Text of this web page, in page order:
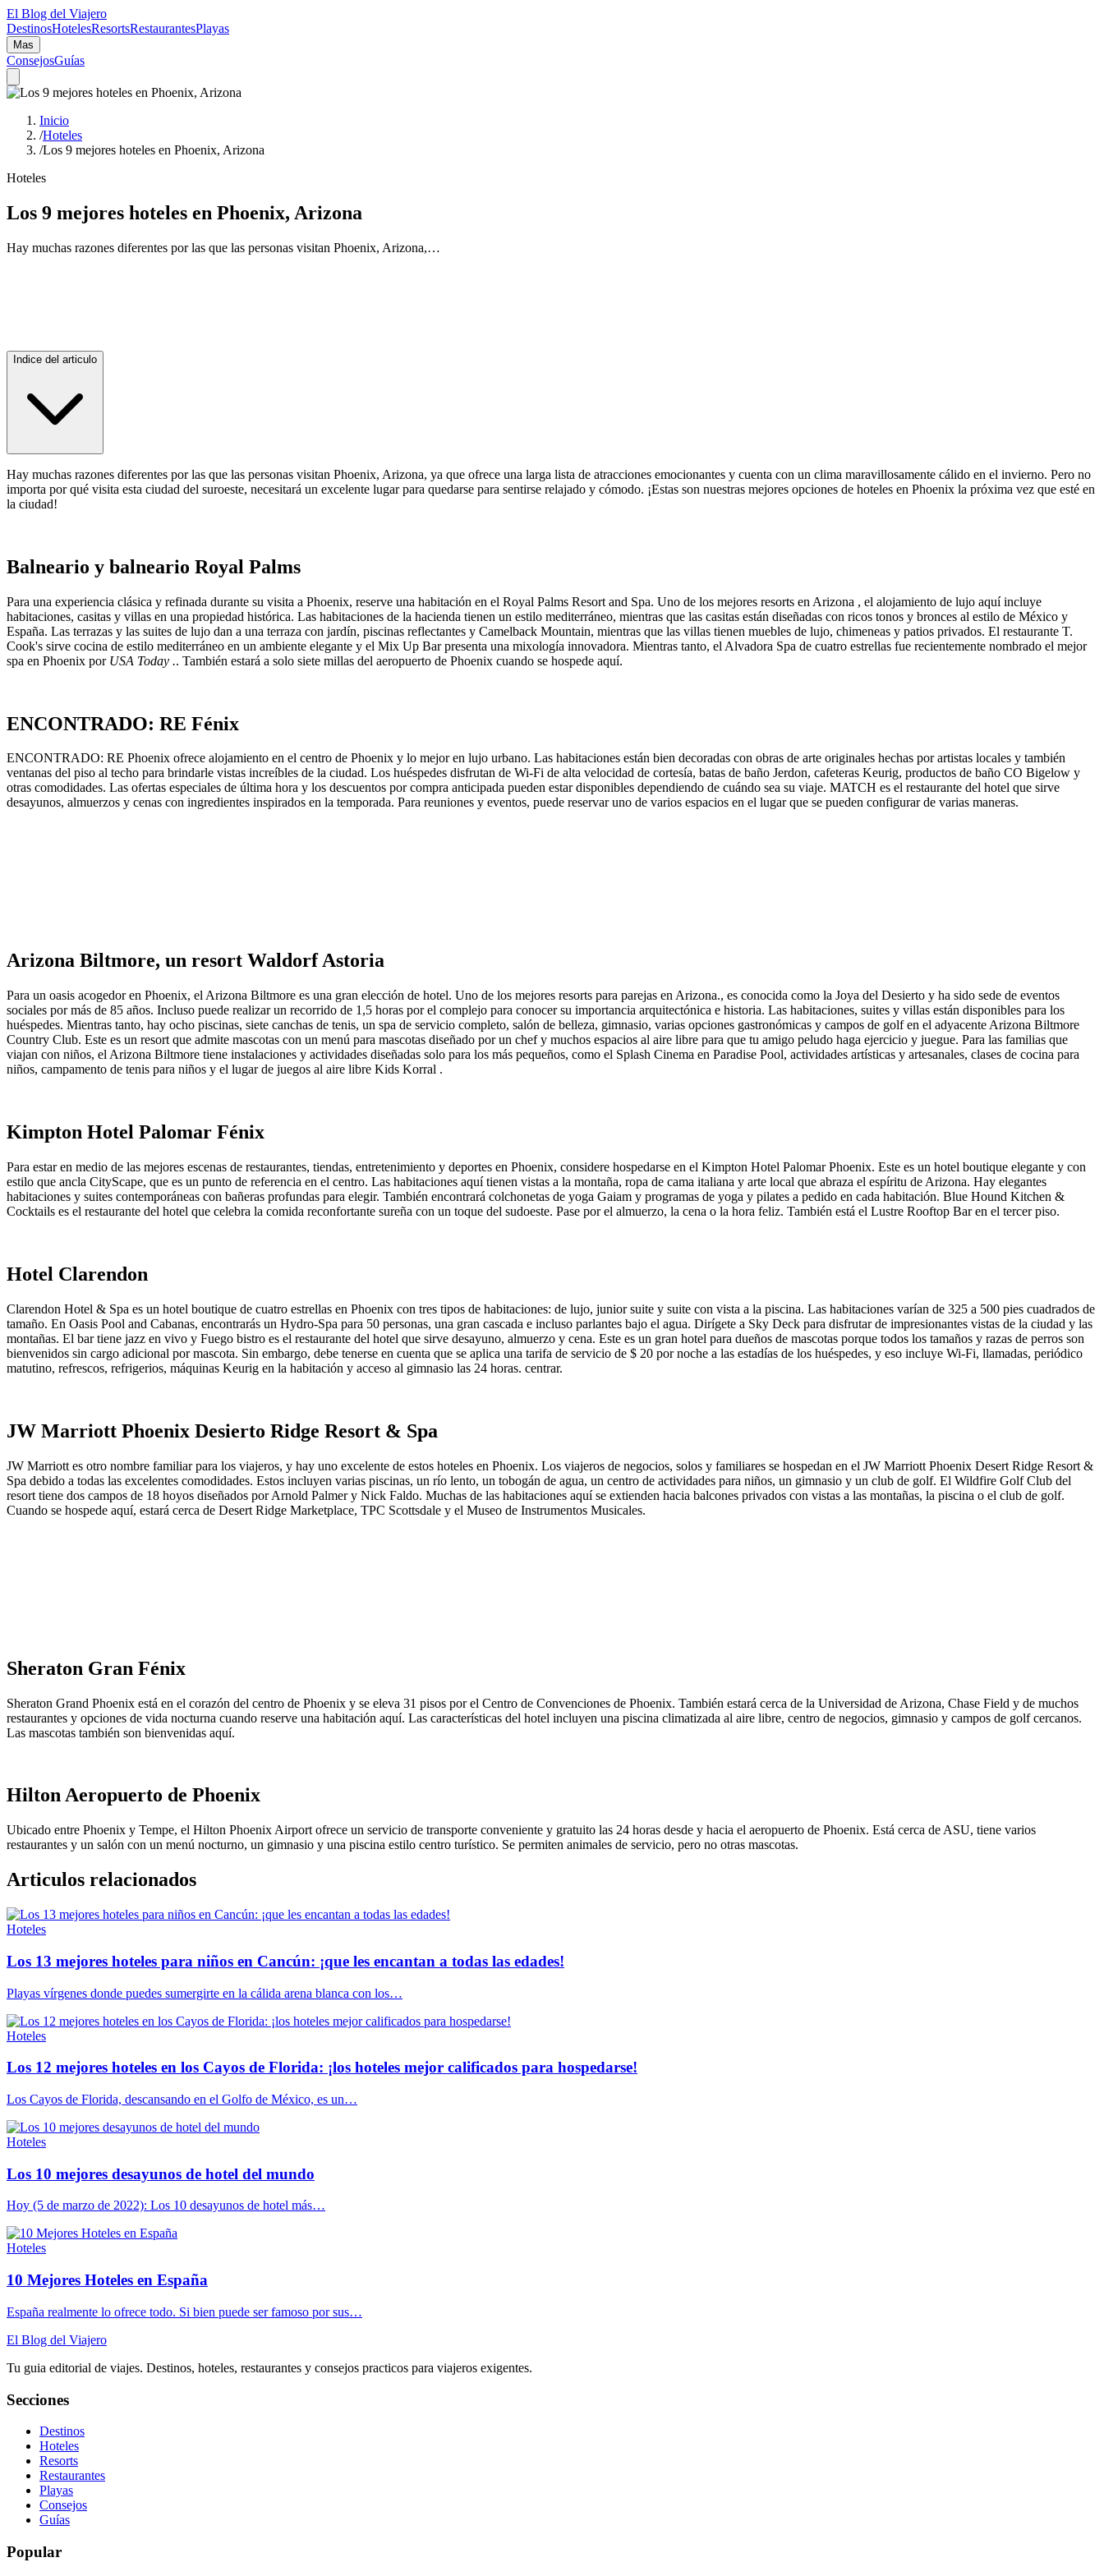
El Blog del Viajero
DestinosHotelesResortsRestaurantesPlayas
Mas
ConsejosGuías
Inicio
/Hoteles
/Los 9 mejores hoteles en Phoenix, Arizona
Hoteles
Los 9 mejores hoteles en Phoenix, Arizona
Hay muchas razones diferentes por las que las personas visitan Phoenix, Arizona,…
Indice del articulo
Hay muchas razones diferentes por las que las personas visitan Phoenix, Arizona, ya que ofrece una larga lista de atracciones emocionantes y cuenta con un clima maravillosamente cálido en el invierno. Pero no
importa por qué visita esta ciudad del suroeste, necesitará un excelente lugar para quedarse para sentirse relajado y cómodo. ¡Estas son nuestras mejores opciones de hoteles en Phoenix la próxima vez que esté en
la ciudad!
Balneario y balneario Royal Palms
Para una experiencia clásica y refinada durante su visita a Phoenix, reserve una habitación en el Royal Palms Resort and Spa. Uno de los mejores resorts en Arizona , el alojamiento de lujo aquí incluye
habitaciones, casitas y villas en una propiedad histórica. Las habitaciones de la hacienda tienen un estilo mediterráneo, mientras que las casitas están diseñadas con ricos tonos y bronces al estilo de México y
España. Las terrazas y las suites de lujo dan a una terraza con jardín, piscinas reflectantes y Camelback Mountain, mientras que las villas tienen muebles de lujo, chimeneas y patios privados. El restaurante T.
Cook's sirve cocina de estilo mediterráneo en un ambiente elegante y el Mix Up Bar presenta una mixología innovadora. Mientras tanto, el Alvadora Spa de cuatro estrellas fue recientemente nombrado el mejor
spa en Phoenix por USA Today .. También estará a solo siete millas del aeropuerto de Phoenix cuando se hospede aquí.
ENCONTRADO: RE Fénix
ENCONTRADO: RE Phoenix ofrece alojamiento en el centro de Phoenix y lo mejor en lujo urbano. Las habitaciones están bien decoradas con obras de arte originales hechas por artistas locales y también
ventanas del piso al techo para brindarle vistas increíbles de la ciudad. Los huéspedes disfrutan de Wi-Fi de alta velocidad de cortesía, batas de baño Jerdon, cafeteras Keurig, productos de baño CO Bigelow y
otras comodidades. Las ofertas especiales de última hora y los descuentos por compra anticipada pueden estar disponibles dependiendo de cuándo sea su viaje. MATCH es el restaurante del hotel que sirve
desayunos, almuerzos y cenas con ingredientes inspirados en la temporada. Para reuniones y eventos, puede reservar uno de varios espacios en el lugar que se pueden configurar de varias maneras.
Arizona Biltmore, un resort Waldorf Astoria
Para un oasis acogedor en Phoenix, el Arizona Biltmore es una gran elección de hotel. Uno de los mejores resorts para parejas en Arizona., es conocida como la Joya del Desierto y ha sido sede de eventos
sociales por más de 85 años. Incluso puede realizar un recorrido de 1,5 horas por el complejo para conocer su importancia arquitectónica e historia. Las habitaciones, suites y villas están disponibles para los
huéspedes. Mientras tanto, hay ocho piscinas, siete canchas de tenis, un spa de servicio completo, salón de belleza, gimnasio, varias opciones gastronómicas y campos de golf en el adyacente Arizona Biltmore
Country Club. Este es un resort que admite mascotas con un menú para mascotas diseñado por un chef y muchos espacios al aire libre para que tu amigo peludo haga ejercicio y juegue. Para las familias que
viajan con niños, el Arizona Biltmore tiene instalaciones y actividades diseñadas solo para los más pequeños, como el Splash Cinema en Paradise Pool, actividades artísticas y artesanales, clases de cocina para
niños, campamento de tenis para niños y el lugar de juegos al aire libre Kids Korral .
Kimpton Hotel Palomar Fénix
Para estar en medio de las mejores escenas de restaurantes, tiendas, entretenimiento y deportes en Phoenix, considere hospedarse en el Kimpton Hotel Palomar Phoenix. Este es un hotel boutique elegante y con
estilo que ancla CityScape, que es un punto de referencia en el centro. Las habitaciones aquí tienen vistas a la montaña, ropa de cama italiana y arte local que abraza el espíritu de Arizona. Hay elegantes
habitaciones y suites contemporáneas con bañeras profundas para elegir. También encontrará colchonetas de yoga Gaiam y programas de yoga y pilates a pedido en cada habitación. Blue Hound Kitchen &
Cocktails es el restaurante del hotel que celebra la comida reconfortante sureña con un toque del sudoeste. Pase por el almuerzo, la cena o la hora feliz. También está el Lustre Rooftop Bar en el tercer piso.
Hotel Clarendon
Clarendon Hotel & Spa es un hotel boutique de cuatro estrellas en Phoenix con tres tipos de habitaciones: de lujo, junior suite y suite con vista a la piscina. Las habitaciones varían de 325 a 500 pies cuadrados de
tamaño. En Oasis Pool and Cabanas, encontrarás un Hydro-Spa para 50 personas, una gran cascada e incluso parlantes bajo el agua. Dirígete a Sky Deck para disfrutar de impresionantes vistas de la ciudad y las
montañas. El bar tiene jazz en vivo y Fuego bistro es el restaurante del hotel que sirve desayuno, almuerzo y cena. Este es un gran hotel para dueños de mascotas porque todos los tamaños y razas de perros son
bienvenidos sin cargo adicional por mascota. Sin embargo, debe tenerse en cuenta que se aplica una tarifa de servicio de $ 20 por noche a las estadías de los huéspedes, y eso incluye Wi-Fi, llamadas, periódico
matutino, refrescos, refrigerios, máquinas Keurig en la habitación y acceso al gimnasio las 24 horas. centrar.
JW Marriott Phoenix Desierto Ridge Resort & Spa
JW Marriott es otro nombre familiar para los viajeros, y hay uno excelente de estos hoteles en Phoenix. Los viajeros de negocios, solos y familiares se hospedan en el JW Marriott Phoenix Desert Ridge Resort &
Spa debido a todas las excelentes comodidades. Estos incluyen varias piscinas, un río lento, un tobogán de agua, un centro de actividades para niños, un gimnasio y un club de golf. El Wildfire Golf Club del
resort tiene dos campos de 18 hoyos diseñados por Arnold Palmer y Nick Faldo. Muchas de las habitaciones aquí se extienden hacia balcones privados con vistas a las montañas, la piscina o el club de golf.
Cuando se hospede aquí, estará cerca de Desert Ridge Marketplace, TPC Scottsdale y el Museo de Instrumentos Musicales.
Sheraton Gran Fénix
Sheraton Grand Phoenix está en el corazón del centro de Phoenix y se eleva 31 pisos por el Centro de Convenciones de Phoenix. También estará cerca de la Universidad de Arizona, Chase Field y de muchos
restaurantes y opciones de vida nocturna cuando reserve una habitación aquí. Las características del hotel incluyen una piscina climatizada al aire libre, centro de negocios, gimnasio y campos de golf cercanos.
Las mascotas también son bienvenidas aquí.
Hilton Aeropuerto de Phoenix
Ubicado entre Phoenix y Tempe, el Hilton Phoenix Airport ofrece un servicio de transporte conveniente y gratuito las 24 horas desde y hacia el aeropuerto de Phoenix. Está cerca de ASU, tiene varios
restaurantes y un salón con un menú nocturno, un gimnasio y una piscina estilo centro turístico. Se permiten animales de servicio, pero no otras mascotas.
Articulos relacionados
Hoteles
Los 13 mejores hoteles para niños en Cancún: ¡que les encantan a todas las edades!
Playas vírgenes donde puedes sumergirte en la cálida arena blanca con los…
Hoteles
Los 12 mejores hoteles en los Cayos de Florida: ¡los hoteles mejor calificados para hospedarse!
Los Cayos de Florida, descansando en el Golfo de México, es un…
Hoteles
Los 10 mejores desayunos de hotel del mundo
Hoy (5 de marzo de 2022): Los 10 desayunos de hotel más…
Hoteles
10 Mejores Hoteles en España
España realmente lo ofrece todo. Si bien puede ser famoso por sus…
El Blog del Viajero
Tu guia editorial de viajes. Destinos, hoteles, restaurantes y consejos practicos para viajeros exigentes.
Secciones
Destinos
Hoteles
Resorts
Restaurantes
Playas
Consejos
Guías
Popular